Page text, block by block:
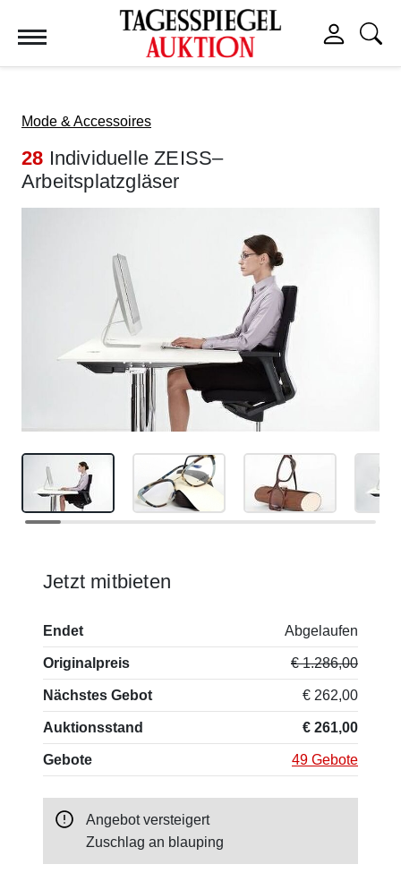
Mode & Accessoires
28 Individuelle ZEISS–
Arbeitsplatzgläser
Jetzt mitbieten
Endet Abgelaufen
Originalpreis € 1.286,00
Nächstes Gebot € 262,00
Auktionsstand € 261,00
Gebote 49 Gebote
Angebot versteigert
Zuschlag an blauping